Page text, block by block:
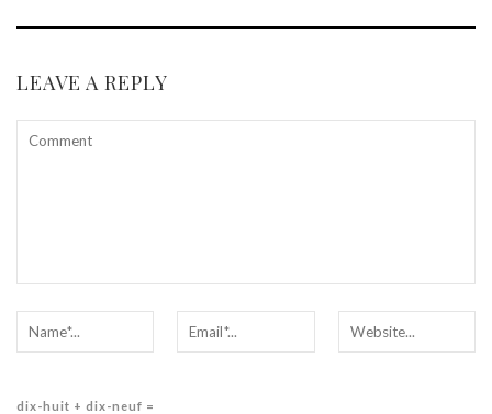
LEAVE A REPLY
dix-huit + dix-neuf =